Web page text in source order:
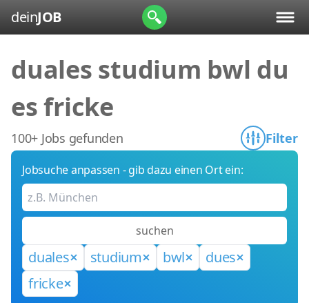
deinJOB
duales studium bwl du
es fricke
100+ Jobs gefunden Filter
Jobsuche anpassen - gib dazu einen Ort ein:
suchen
duales studium bwl
dues
fricke